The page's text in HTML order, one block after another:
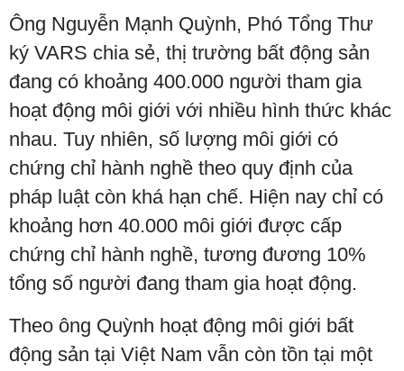
Ông Nguyễn Mạnh Quỳnh, Phó Tổng Thư
ký VARS chia sẻ, thị trường bất động sản
đang có khoảng 400.000 người tham gia
hoạt động môi giới với nhiều hình thức khác
nhau. Tuy nhiên, số lượng môi giới có
chứng chỉ hành nghề theo quy định của
pháp luật còn khá hạn chế. Hiện nay chỉ có
khoảng hơn 40.000 môi giới được cấp
chứng chỉ hành nghề, tương đương 10%
tổng số người đang tham gia hoạt động.
Theo ông Quỳnh hoạt động môi giới bất
động sản tại Việt Nam vẫn còn tồn tại một